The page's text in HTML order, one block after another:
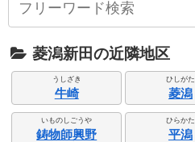
菱潟新田の近隣地区
うしざき
牛崎
ひしがた
菱潟
いものしごうや
鋳物師興野
ひらかた
平潟